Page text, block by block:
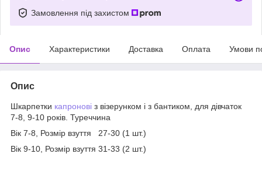
Замовлення під захистом
Опис Характеристики Доставка Оплата Умови
Опис
Шкарпетки капронові з візерунком і з бантиком, для дівчаток
7-8, 9-10 років. Туреччина
Вік 7-8, Розмір взуття 27-30 (1 шт.)
Вік 9-10, Розмір взуття 31-33 (2 шт.)